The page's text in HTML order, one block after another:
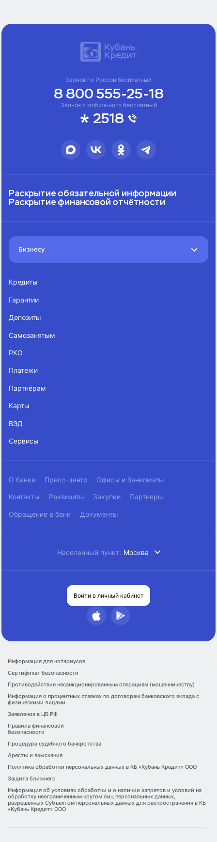
Звонок с мобильного бесплатный
2518
Звонок по России бесплатный
8 800 555-25-18
Раскрытие обязательной информации
Раскрытие финансовой отчётности
Бизнесу
Кредиты
Гарантии
Депозиты
Самозанятым
РКО
Платежи
Партнёрам
Карты
ВЭД
Сервисы
О банке Пресс-центр Офисы и банкоматы
Контакты Реквизиты Закупки Партнеры
Обращение в банк Документы
Населенный пункт: Москва
Войти в личный кабинет
Информация для нотариусов
Сертификат безопасности
Противодействие несанкционированным операциям (мошенничеству)
Информация о процентных ставках по договорам банковского вклада с
физическими лицами
Заявление в ЦБ РФ
Правила финансовой
безопасности
Процедура судебного банкротства
Аресты и взыскания
Политика обработки персональных данных в КБ «Кубань Кредит» ООО
Защита ближнего
Информация об условиях обработки и о наличии запретов и условий на
обработку неограниченным кругом лиц персональных данных,
разрешенных Субъектом персональных данных для распространения в КБ
«Кубань Кредит» ООО